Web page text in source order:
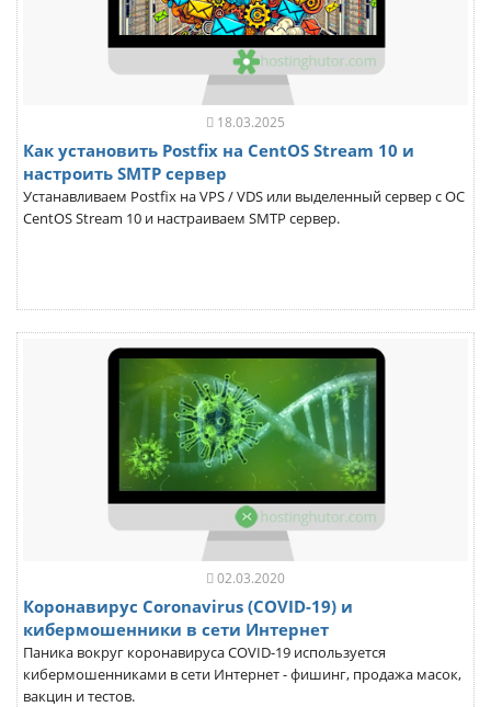
18.03.2025
Как установить Postfix на CentOS Stream 10 и
настроить SMTP сервер
Устанавливаем Postfix на VPS / VDS или выделенный сервер с ОС
CentOS Stream 10 и настраиваем SMTP сервер.
02.03.2020
Коронавирус Coronavirus (COVID-19) и
кибермошенники в сети Интернет
Паника вокруг коронавируса COVID-19 используется
кибермошенниками в сети Интернет - фишинг, продажа масок,
вакцин и тестов.